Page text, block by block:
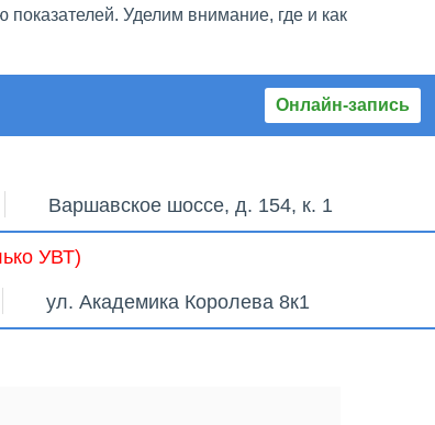
показателей. Уделим внимание, где и как
Онлайн-запись
Варшавское шоссе, д. 154, к. 1
УВТ)
ул. Академика Королева 8к1